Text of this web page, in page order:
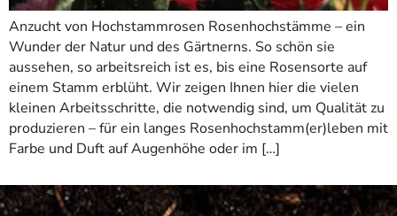
Anzucht von Hochstammrosen Rosenhochstämme – ein
Wunder der Natur und des Gärtnerns. So schön sie
aussehen, so arbeitsreich ist es, bis eine Rosensorte auf
einem Stamm erblüht. Wir zeigen Ihnen hier die vielen
kleinen Arbeitsschritte, die notwendig sind, um Qualität zu
produzieren – für ein langes Rosenhochstamm(er)leben mit
Farbe und Duft auf Augenhöhe oder im […]